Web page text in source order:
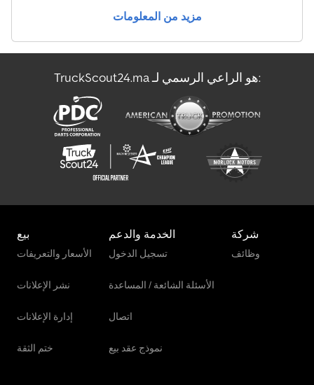
مركبة نقل أموال مدرعة
ناقل الزجاج
مزيد من المعلومات
TruckScout24.ma هو الراعي الرسمي لـ:
بيع
الأسعار والتعريفات
نشر الإعلانات
إدارة الإعلانات
ختم الثقة
الخدمة والدعم
تسجيل الدخول
الأسئلة الشائعة / المساعدة
اتصال
نموذج عقد بيع
شركة
وظائف